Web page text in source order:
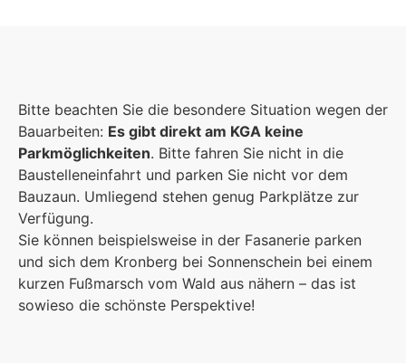
Bitte beachten Sie die besondere Situation wegen der
Bauarbeiten: Es gibt direkt am KGA keine
Parkmöglichkeiten. Bitte fahren Sie nicht in die
Baustelleneinfahrt und parken Sie nicht vor dem
Bauzaun. Umliegend stehen genug Parkplätze zur
Verfügung.
Sie können beispielsweise in der Fasanerie parken
und sich dem Kronberg bei Sonnenschein bei einem
kurzen Fußmarsch vom Wald aus nähern – das ist
sowieso die schönste Perspektive!